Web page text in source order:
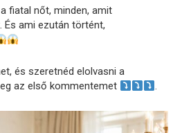
fiatal nőt, minden, amit
ami ezután történt,
és szeretnéd elolvasni a
az első kommentemet
.